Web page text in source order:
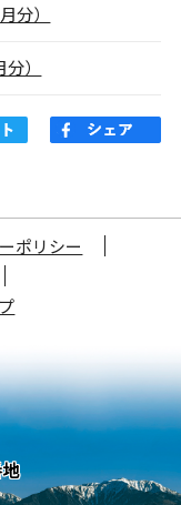
分）
）
ポリシー